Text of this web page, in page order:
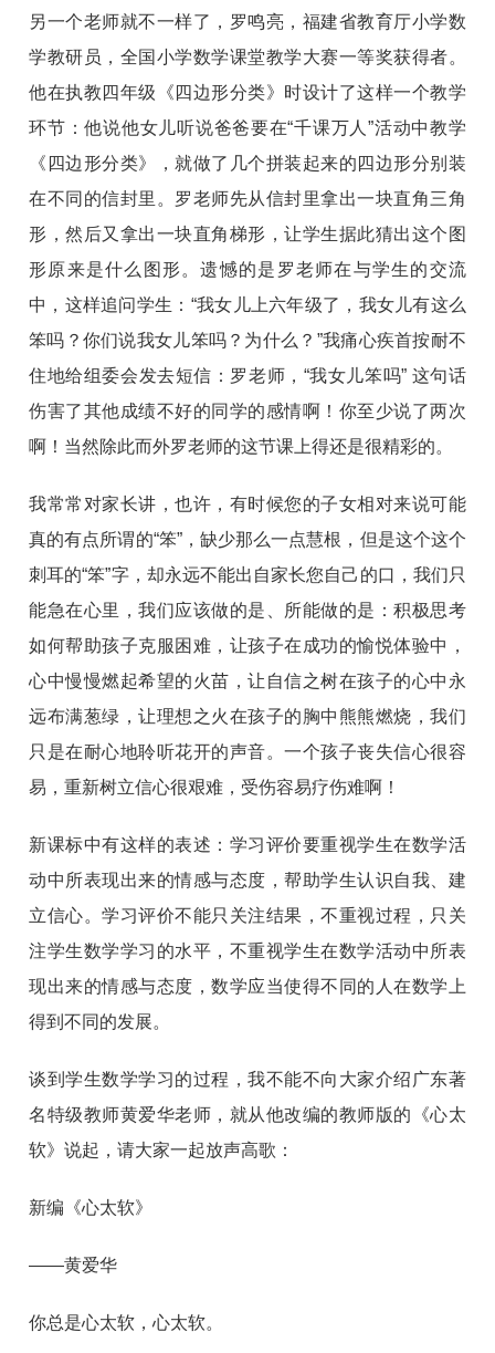
另一个老师就不一样了，罗鸣亮，福建省教育厅小学数
学教研员，全国小学数学课堂教学大赛一等奖获得者。
他在执教四年级《四边形分类》时设计了这样一个教学
环节：他说他女儿听说爸爸要在“千课万人”活动中教学
《四边形分类》，就做了几个拼装起来的四边形分别装
在不同的信封里。罗老师先从信封里拿出一块直角三角
形，然后又拿出一块直角梯形，让学生据此猜出这个图
形原来是什么图形。遗憾的是罗老师在与学生的交流
中，这样追问学生：“我女儿上六年级了，我女儿有这么
笨吗？你们说我女儿笨吗？为什么？”我痛心疾首按耐不
住地给组委会发去短信：罗老师，“我女儿笨吗” 这句话
伤害了其他成绩不好的同学的感情啊！你至少说了两次
啊！当然除此而外罗老师的这节课上得还是很精彩的。
我常常对家长讲，也许，有时候您的子女相对来说可能
真的有点所谓的“笨”，缺少那么一点慧根，但是这个这个
刺耳的“笨”字，却永远不能出自家长您自己的口，我们只
能急在心里，我们应该做的是、所能做的是：积极思考
如何帮助孩子克服困难，让孩子在成功的愉悦体验中，
心中慢慢燃起希望的火苗，让自信之树在孩子的心中永
远布满葱绿，让理想之火在孩子的胸中熊熊燃烧，我们
只是在耐心地聆听花开的声音。一个孩子丧失信心很容
易，重新树立信心很艰难，受伤容易疗伤难啊！
新课标中有这样的表述：学习评价要重视学生在数学活
动中所表现出来的情感与态度，帮助学生认识自我、建
立信心。学习评价不能只关注结果，不重视过程，只关
注学生数学学习的水平，不重视学生在数学活动中所表
现出来的情感与态度，数学应当使得不同的人在数学上
得到不同的发展。
谈到学生数学学习的过程，我不能不向大家介绍广东著
名特级教师黄爱华老师，就从他改编的教师版的《心太
软》说起，请大家一起放声高歌：
新编《心太软》
——黄爱华
你总是心太软，心太软。